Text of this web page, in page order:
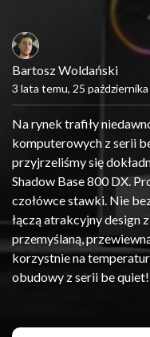
Bartosz Woldański
3 lata temu, 25
Na rynek trafiły
komputerowych z serii
przyjrzeliśmy się
Shadow Base 800 DX.
czołówce stawki. Nie
łączą atrakcyjny design
przemyślaną,
korzystnie na
obudowy z serii be quiet!